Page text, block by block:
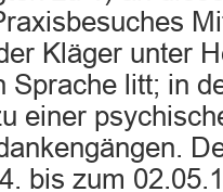
Kläger unter
Sprache litt; in
einer
bis zum